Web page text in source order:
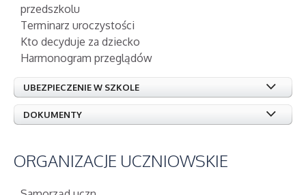
przedszkolu
Terminarz uroczystości
Kto decyduje za dziecko
Harmonogram przeglądów
UBEZPIECZENIE W SZKOLE
DOKUMENTY
ORGANIZACJE UCZNIOWSKIE